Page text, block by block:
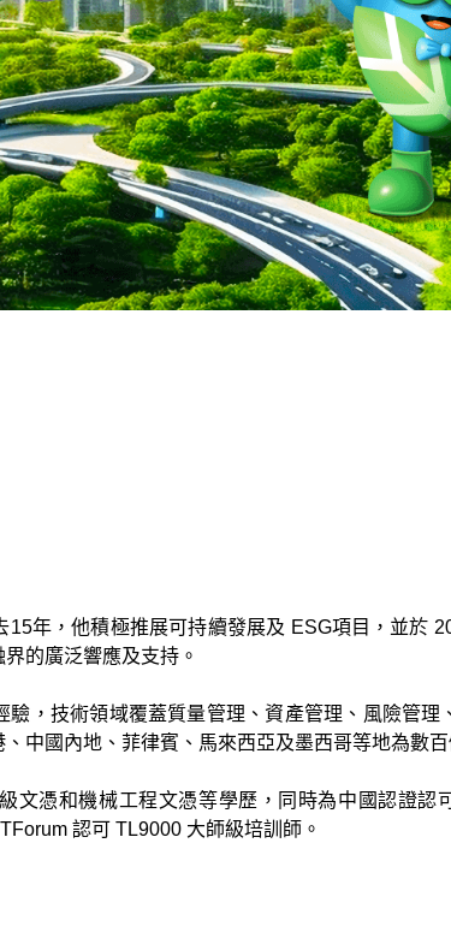
年，他積極推展可持續發展及 ESG項目，並於
的廣泛響應及支持。
驗，技術領域覆蓋質量管理、資產管理、風險管理
中國內地、菲律賓、馬來西亞及墨西哥等地為數
文憑和機械工程文憑等學歷，同時為中國認證認
認可 TL9000 大師級培訓師。